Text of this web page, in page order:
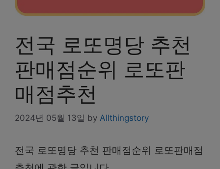
전국 로또명당 추천
판매점순위 로또판
매점추천
2024년 05월 13일 by Allthingstory
전국 로또명당 추천 판매점순위 로또판매점